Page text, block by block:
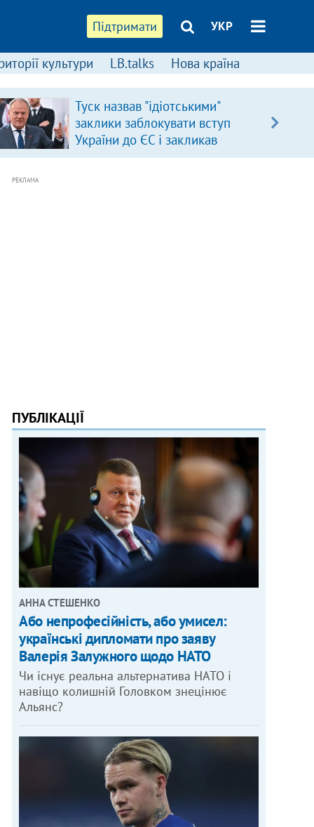
Підтримати УКР
культури LB.talks Нова країна
Туск назвав "ідіотськими"
заклики заблокувати вступ
України до ЄС і закликав
припинити антиукраїнську
РЕКЛАМА
ПУБЛІКАЦІЇ
АННА СТЕШЕНКО
Або непрофесійність, або умисел:
українські дипломати про заяву
Валерія Залужного щодо НАТО
Чи існує реальна альтернатива НАТО і
навіщо колишній Головком знецінює
Альянс?